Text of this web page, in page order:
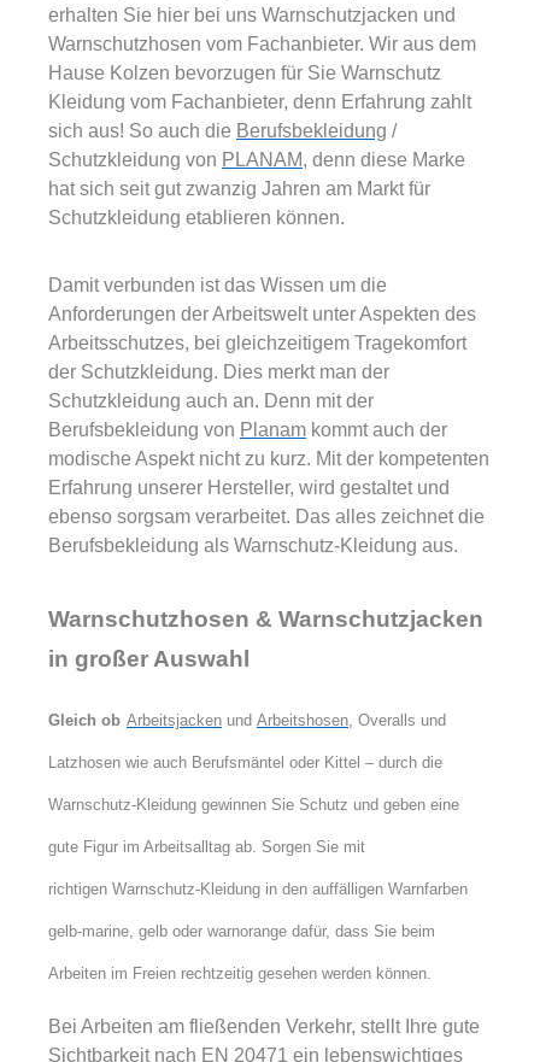
erhalten Sie hier bei uns Warnschutzjacken und
Warnschutzhosen vom Fachanbieter. Wir aus dem
Hause Kolzen bevorzugen für Sie Warnschutz
Kleidung vom Fachanbieter, denn Erfahrung zahlt
sich aus! So auch die Berufsbekleidung /
Schutzkleidung von PLANAM, denn diese Marke
hat sich seit gut zwanzig Jahren am Markt für
Schutzkleidung etablieren können.
Damit verbunden ist das Wissen um die
Anforderungen der Arbeitswelt unter Aspekten des
Arbeitsschutzes, bei gleichzeitigem Tragekomfort
der Schutzkleidung. Dies merkt man der
Schutzkleidung auch an. Denn mit der
Berufsbekleidung von Planam kommt auch der
modische Aspekt nicht zu kurz. Mit der kompetenten
Erfahrung unserer Hersteller, wird gestaltet und
ebenso sorgsam verarbeitet. Das alles zeichnet die
Berufsbekleidung als Warnschutz-Kleidung aus.
Warnschutzhosen & Warnschutzjacken
in großer Auswahl
Gleich ob Arbeitsjacken und Arbeitshosen, Overalls und
Latzhosen wie auch Berufsmäntel oder Kittel – durch die
Warnschutz-Kleidung gewinnen Sie Schutz und geben eine
gute Figur im Arbeitsalltag ab. Sorgen Sie mit
richtigen Warnschutz-Kleidung in den auffälligen Warnfarben
gelb-marine, gelb oder warnorange dafür, dass Sie beim
Arbeiten im Freien rechtzeitig gesehen werden können.
Bei Arbeiten am fließenden Verkehr, stellt Ihre gute
Sichtbarkeit nach EN 20471 ein lebenswichtiges